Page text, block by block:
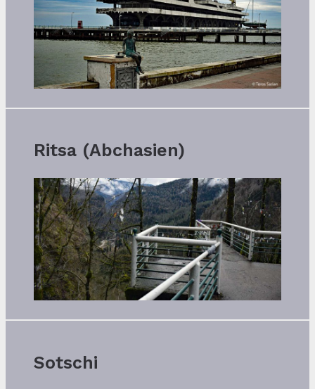
Ritsa (Abchasien)
Sotschi